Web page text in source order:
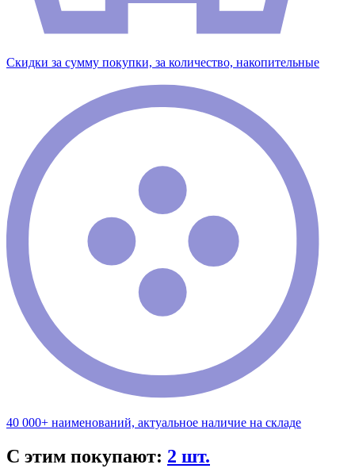
Скидки за сумму покупки, за количество, накопительные
40 000+ наименований, актуальное наличие на складе
С этим покупают: 2 шт.